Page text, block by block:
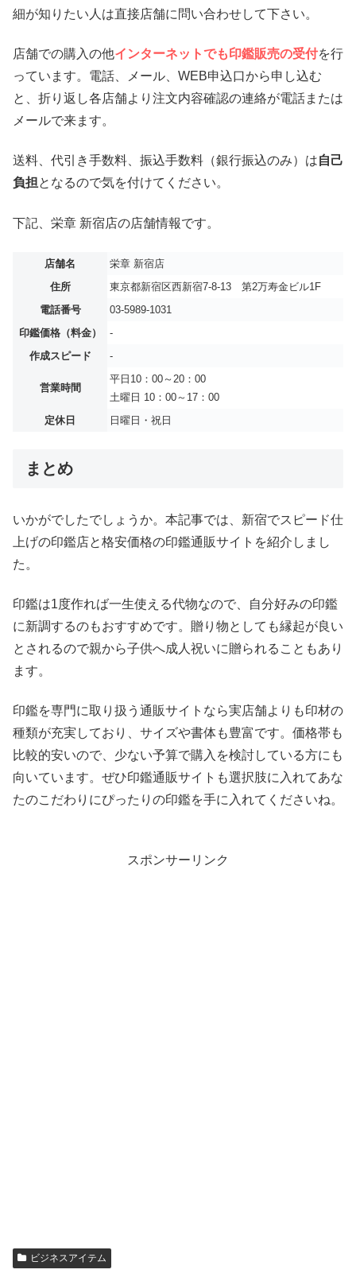
細が知りたい人は直接店舗に問い合わせして下さい。
店舗での購入の他インターネットでも印鑑販売の受付を行
っています。電話、メール、WEB申込口から申し込む
と、折り返し各店舗より注文内容確認の連絡が電話または
メールで来ます。
送料、代引き手数料、振込手数料（銀行振込のみ）は自己
負担となるので気を付けてください。
下記、栄章 新宿店の店舗情報です。
店舗名
栄章 新宿店
住所
東京都新宿区西新宿7-8-13 第2万寿金ビル1F
電話番号
03-5989-1031
印鑑価格（料金）
‐
作成スピード
‐
営業時間
平日10：00～20：00
土曜日 10：00～17：00
定休日
日曜日・祝日
まとめ
いかがでしたでしょうか。本記事では、新宿でスピード仕
上げの印鑑店と格安価格の印鑑通販サイトを紹介しまし
た。
印鑑は1度作れば一生使える代物なので、自分好みの印鑑
に新調するのもおすすめです。贈り物としても縁起が良い
とされるので親から子供へ成人祝いに贈られることもあり
ます。
印鑑を専門に取り扱う通販サイトなら実店舗よりも印材の
種類が充実しており、サイズや書体も豊富です。価格帯も
比較的安いので、少ない予算で購入を検討している方にも
向いています。ぜひ印鑑通販サイトも選択肢に入れてあな
たのこだわりにぴったりの印鑑を手に入れてくださいね。
スポンサーリンク
ビジネスアイテム